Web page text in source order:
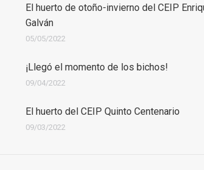
El huerto de otoño-invierno del CEIP
Galván
05/05/2022
¡Llegó el momento de los bichos!
09/04/2022
El huerto del CEIP Quinto Centenario
09/03/2022